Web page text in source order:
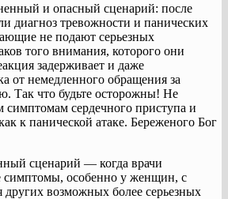
и опасный сценарий: после
диагноз тревожности и панических
не подают серьезных
того внимания, которого они
задерживает и даже
от немедленного обращения за
Так что будьте осторожны! Не
симптомам сердечного приступа и
к панической атаке. Береженого Бог
сценарий — когда врачи
симптомы, особенно у женщин, с
других возможных более серьезных